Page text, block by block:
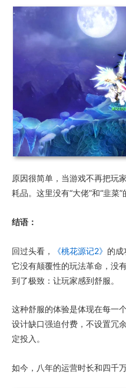
原因很简单，当游戏不再把玩
耗品。这里没有“大佬”和“韭菜
结语：
回过头看， 《桃花源记2》 的成
它没有颠覆性的玩法革命，没
到了极致：让玩家感到舒服。
这种舒服的体验是体现在每一
设计缺口强迫付费，不设置冗
定投入。
如今，八年的运营时长和四千